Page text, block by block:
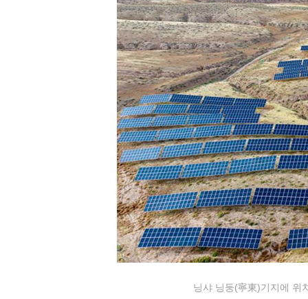
닝샤 닝둥(寧東)기지에 위